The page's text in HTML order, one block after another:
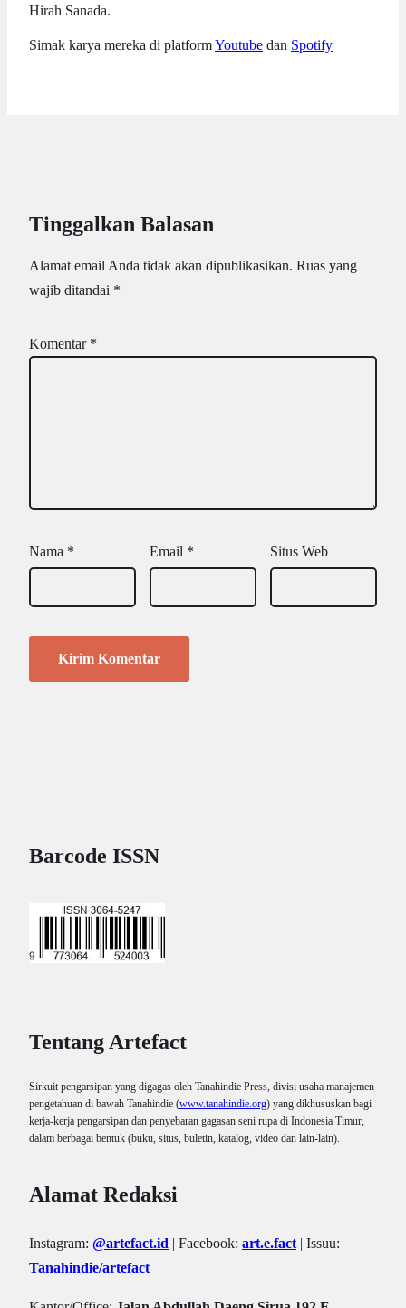
Hirah Sanada.
Simak karya mereka di platformYoutube dan Spotify
Tinggalkan Balasan
Alamat email Anda tidak akan dipublikasikan. Ruas yang
wajib ditandai *
Komentar *
Nama * Email * Situs Web
Barcode ISSN
Tentang Artefact
Sirkuit pengarsipan yang digagas oleh Tanahindie Press, divisi usaha manajemen
pengetahuan di bawah Tanahindie (www.tanahindie.org) yang dikhususkan bagi
kerja-kerja pengarsipan dan penyebaran gagasan seni rupa di Indonesia Timur,
dalam berbagai bentuk (buku, situs, buletin, katalog, video dan lain-lain).
Alamat Redaksi
Instagram: @artefact.id | Facebook: art.e.fact | Issuu:
Tanahindie/artefact